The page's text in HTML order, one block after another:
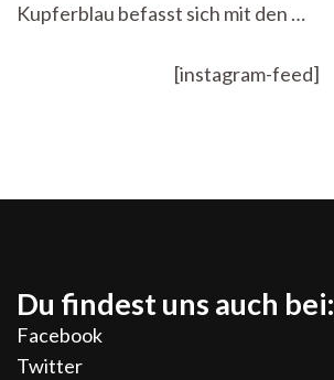
Kupferblau befasst sich mit den …
[instagram-feed]
Du findest uns auch bei:
Facebook
Twitter